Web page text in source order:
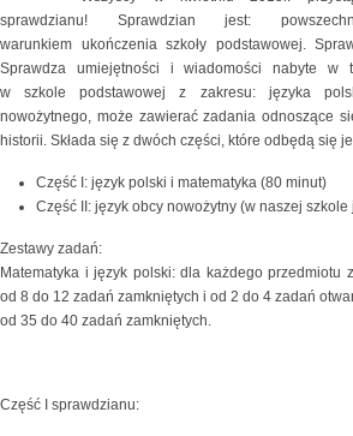
sprawdzianu! Sprawdzian jest:
warunkiem ukończenia szkoły podstawowej.
Sprawdza umiejętności i wiadomości nabyte w
w szkole podstawowej z zakresu: języka
nowożytnego, może zawierać zadania odnoszące
historii. Składa się z dwóch części, które odbędą się
Część I: język polski i matematyka (80 minut)
Część II: język obcy nowożytny (w naszej szkole
Zestawy zadań:
Matematyka i język polski: dla każdego przedmiotu
od 8 do 12 zadań zamkniętych i od 2 do 4 zadań
od 35 do 40 zadań zamkniętych.
Część I sprawdzianu: